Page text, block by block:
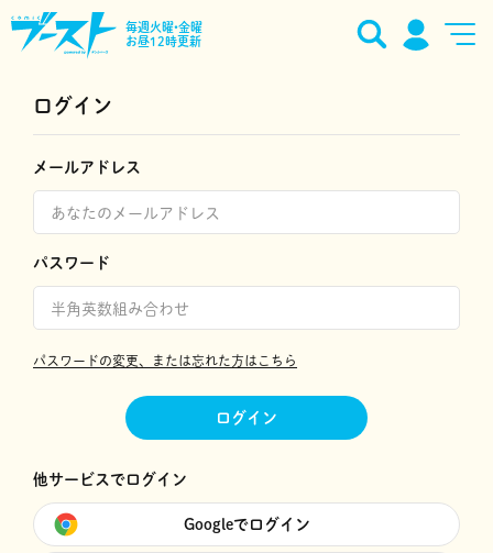
毎週火曜•金曜
お昼12時更新
ログイン
メールアドレス
パスワード
パスワードの変更、または忘れた方はこちら
ログイン
他サービスでログイン
Googleでログイン